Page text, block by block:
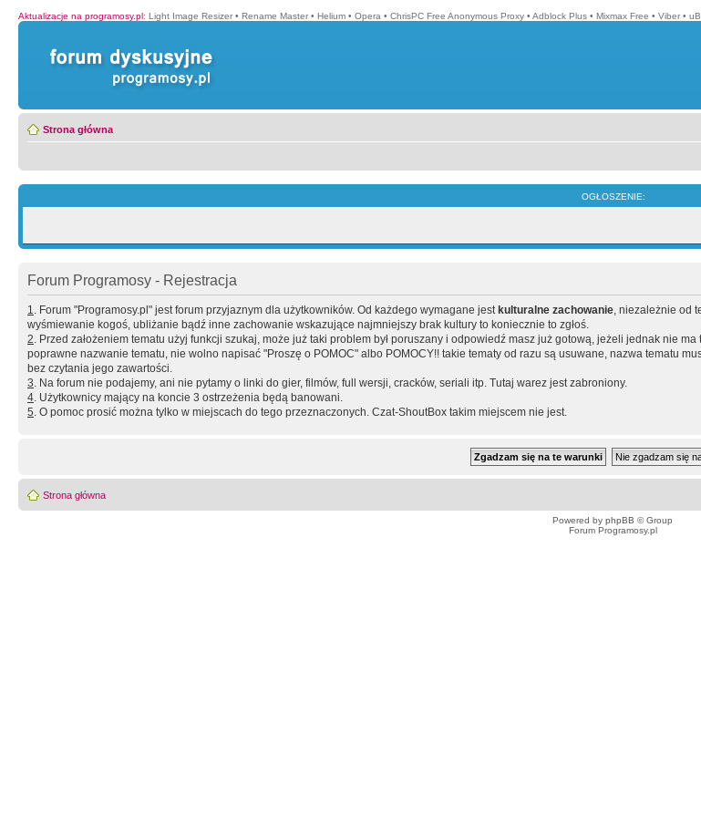
Aktualizacje na programosy.pl: Light Image Resizer • Rename Master • Helium • Opera • ChrisPC Free Anonymous Proxy • Adblock Plus • Mixmax Free • Viber •
Strona główna
OGŁOSZENIE:
Forum Programosy - Rejestracja
1. Forum "Programosy.pl" jest forum przyjaznym dla użytkowników. Od każdego wymagane jest kulturalne zachowanie, niezależnie od
wyśmiewanie kogoś, ubliżanie bądź inne zachowanie wskazujące najmniejszy brak kultury to koniecznie to zgłoś.
2. Przed założeniem tematu użyj funkcji szukaj, może już taki problem był poruszany i odpowiedź masz już gotową, jeżeli jednak nie
poprawne nazwanie tematu, nie wolno napisać "Proszę o POMOC" albo POMOCY!! takie tematy od razu są usuwane, nazwa tematu
bez czytania jego zawartości.
3. Na forum nie podajemy, ani nie pytamy o linki do gier, filmów, full wersji, cracków, seriali itp. Tutaj warez jest zabroniony.
4. Użytkownicy mający na koncie 3 ostrzeżenia będą banowani.
5. O pomoc prosić można tylko w miejscach do tego przeznaczonych. Czat-ShoutBox takim miejscem nie jest.
Strona główna
Powered by phpBB © Group
Forum Programosy.pl